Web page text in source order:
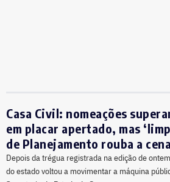
Casa Civil: nomeações
em placar apertado, mas
de Planejamento rouba a
Depois da trégua registrada na edição de
do estado voltou a movimentar a máquina